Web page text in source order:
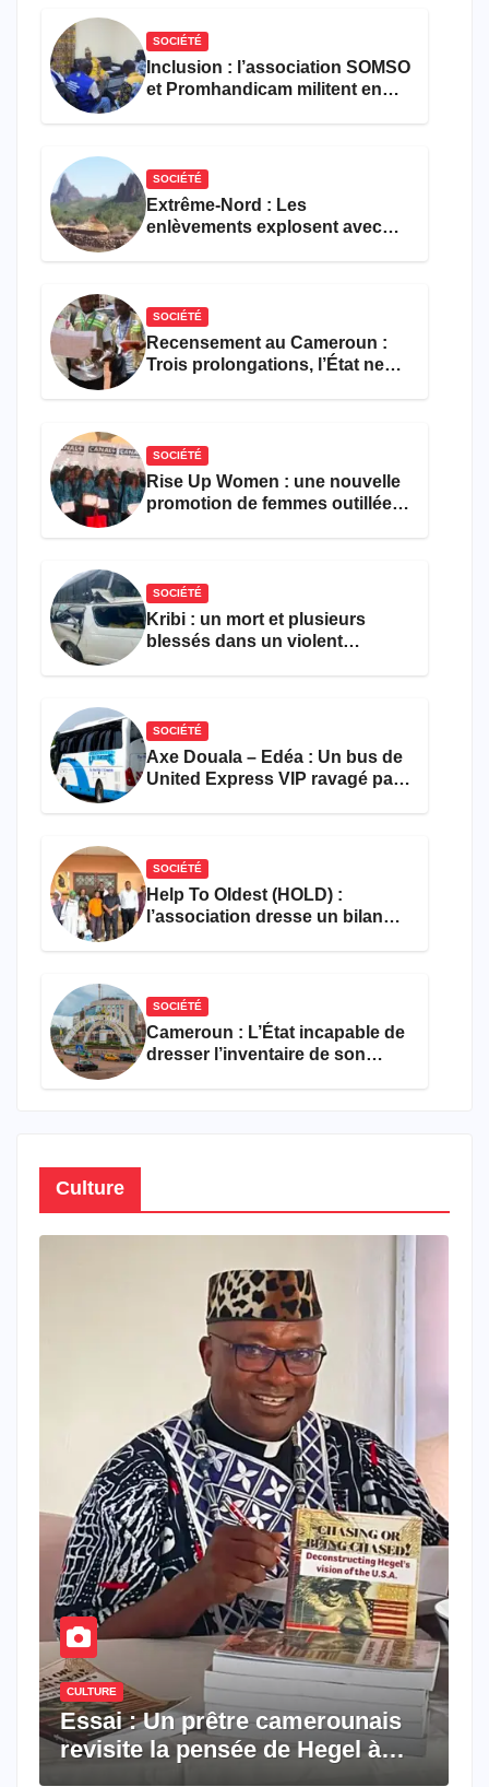
SOCIÉTÉ
Inclusion : l’association SOMSO
et Promhandicam militent en
SOCIÉTÉ
Extrême-Nord : Les
enlèvements explosent avec
SOCIÉTÉ
Recensement au Cameroun :
Trois prolongations, l’État ne
SOCIÉTÉ
Rise Up Women : une nouvelle
promotion de femmes outillées
SOCIÉTÉ
Kribi : un mort et plusieurs
blessés dans un violent
SOCIÉTÉ
Axe Douala – Edéa : Un bus de
United Express VIP ravagé par
SOCIÉTÉ
Help To Oldest (HOLD) :
l’association dresse un bilan
SOCIÉTÉ
Cameroun : L’État incapable de
dresser l’inventaire de son
Culture
CULTURE
Essai : Un prêtre camerounais
revisite la pensée de Hegel à